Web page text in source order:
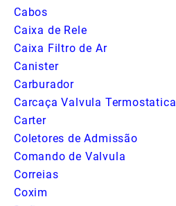
Cabos
Caixa de Rele
Caixa Filtro de Ar
Canister
Carburador
Carcaça Valvula Termostatica
Carter
Coletores de Admissão
Comando de Valvula
Correias
Coxim